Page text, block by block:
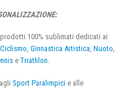
100% sublimati dedicati ai
Ciclismo, Ginnastica Artistica, Nuoto,
e Triathlon.
Sport Paralimpici e alle